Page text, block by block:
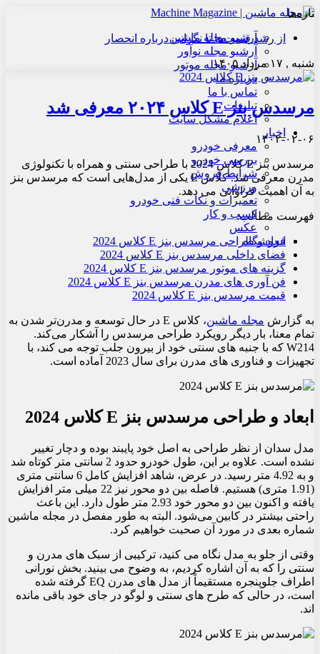
آرشیو مجله ماشین
آرشیو مجله نوآور
آرشیو مجله موتور
درباره ما
تماس با ما
تبلیغات
اعلام مشکل سایت
اخبار
معرفی خودرو
بررسی خودرو
شرایط فروش
ورزشی
تعمیرات و نکات فنی خودرو
کسب و کار
عکس
فروشگاه
تازه‌ها
از رشد قیمت‌ها تا نگرانی درباره انحصار
شنبه , ۱۷ مرداد ۱۴۰۵
مرسدس بنز E کلاس ۲۰۲۴ معرفی شد
۱۴۰۲-۰۲-۰۶
مرسدس بنز E کلاس 2024 با طراحی سنتی و همراه با تکنولوژی
مدرن معرفی شد. کلاس E یکی از مدل‌هایی است که مرسدس بنز
به آن اهمیت فراوانی می دهد.
فهرست مطالب:
ابعاد و طراحی مرسدس بنز E کلاس 2024
فضای داخلی مرسدس بنز E کلاس 2024
گزینه های موتور مرسدس بنز E کلاس 2024
فن آوری های مدرن مرسدس بنز E کلاس 2024
قیمت مرسدس بنز E کلاس 2024
به گزارش مجله ماشین
، کلاس E در حال توسعه و مدرن‌تر شدن به
تمام معنا، بار دیگر رویکرد طراحی مرسدس را آشکار می‌کند.
W214 که با جنبه های سنتی خود از بیرون جلب توجه می کند، با
تجهیزات و فناوری های مدرن برای سال 2023 آماده است.
ابعاد و طراحی مرسدس بنز E کلاس 2024
مدل سدان از نظر طراحی به اصل خود پایبند بوده و دچار تغییر
نشده است. علاوه بر این، طول خودرو حدود 2 سانتی متر کوتاه شد
و به 4.92 متر رسید. در عرض، شاهد افزایش کامل 6 سانتی متری
(1.91 متری) هستیم. فاصله بین دو محور نیز 22 میلی متر افزایش
یافته و اکنون بین دو محور خود 2.93 متر طول دارد. این باعث
راحتی بیشتر در کابین می‌شود. البته به طور مفصل در مجله ماشین
شماره بعدی در مورد آن صحبت خواهیم کرد.
وقتی از جلو به مدل نگاه می کنید، ترکیبی از سبک های مدرن و
سنتی را که به آن اشاره کردیم، به وضوح می بینید. بخش نورانی
اطراف جلوپنجره مستقیماً از مدل های مدرن EQ گرفته شده
است، در حالی که طرح های سنتی و لوگو در جای خود باقی مانده
اند.